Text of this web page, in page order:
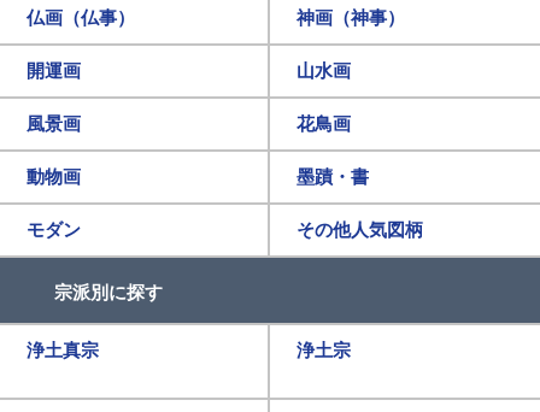
仏画（仏事） 神画（神事）
開運画 山水画
風景画 花鳥画
動物画 墨蹟・書
モダン その他人気図柄
宗派別に探す
浄土真宗 浄土宗